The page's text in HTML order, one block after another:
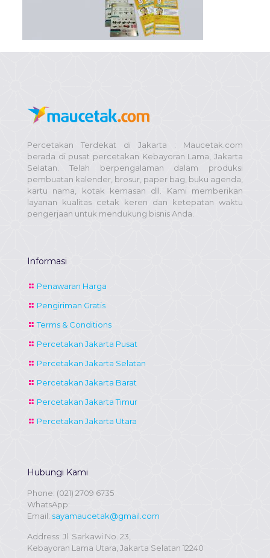
Percetakan Terdekat di Jakarta : Maucetak.com
berada di pusat percetakan Kebayoran Lama, Jakarta
Selatan. Telah berpengalaman dalam produksi
pembuatan kalender, brosur, paper bag, buku agenda,
kartu nama, kotak kemasan dll. Kami memberikan
layanan kualitas cetak keren dan ketepatan waktu
pengerjaan untuk mendukung bisnis Anda.
Informasi
Penawaran Harga
Pengiriman Gratis
Terms & Conditions
Percetakan Jakarta Pusat
Percetakan Jakarta Selatan
Percetakan Jakarta Barat
Percetakan Jakarta Timur
Percetakan Jakarta Utara
Hubungi Kami
Phone: (021) 2709 6735
WhatsApp:
Email: sayamaucetak@gmail.com
Address: Jl. Sarkawi No. 23,
Kebayoran Lama Utara, Jakarta Selatan 12240